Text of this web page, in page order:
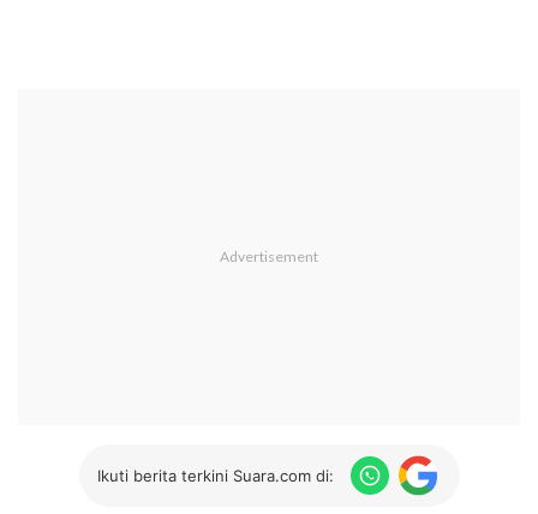
Ikuti berita terkini Suara.com di: